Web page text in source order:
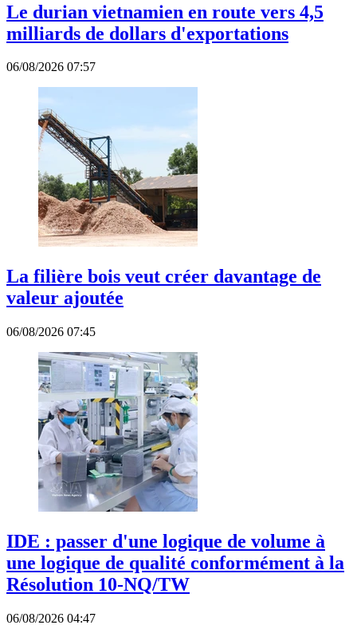
Le durian vietnamien en route vers 4,5
milliards de dollars d'exportations
06/08/2026 07:57
La filière bois veut créer davantage de
valeur ajoutée
06/08/2026 07:45
IDE : passer d'une logique de volume à
une logique de qualité conformément à la
Résolution 10-NQ/TW
06/08/2026 04:47